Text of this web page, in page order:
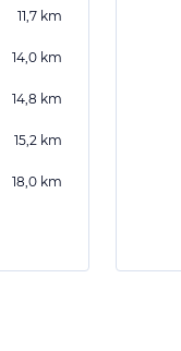
11,7 km
14,0 km
14,8 km
15,2 km
18,0 km